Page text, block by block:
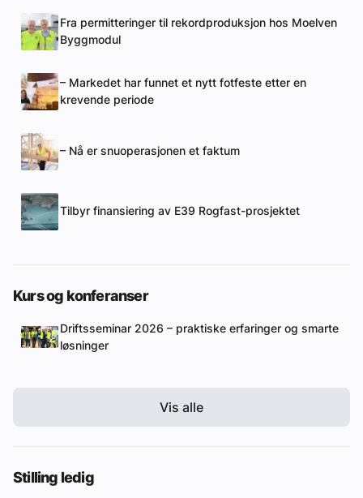
Fra permitteringer til rekordproduksjon hos Moelven
Byggmodul
– Markedet har funnet et nytt fotfeste etter en
krevende periode
– Nå er snuoperasjonen et faktum
Tilbyr finansiering av E39 Rogfast-prosjektet
Kurs og konferanser
Driftsseminar 2026 – praktiske erfaringer og smarte
løsninger
Vis alle
Stilling ledig